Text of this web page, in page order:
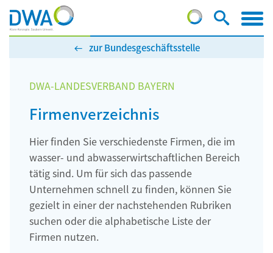
zur Bundesgeschäftsstelle
DWA-LANDESVERBAND BAYERN
Firmenverzeichnis
Hier finden Sie verschiedenste Firmen, die im
wasser- und abwasserwirtschaftlichen Bereich
tätig sind. Um für sich das passende
Unternehmen schnell zu finden, können Sie
gezielt in einer der nachstehenden Rubriken
suchen oder die alphabetische Liste der
Firmen nutzen.